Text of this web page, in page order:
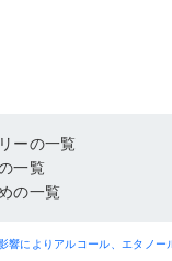
ーの一覧
一覧
の一覧
響によりアルコール、エタノ